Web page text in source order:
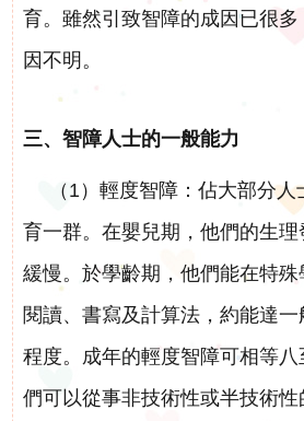
育。雖然引致智障的成因已很
因不明。
三、智障人士的一般能力
（1）輕度智障：佔大部分
育一群。在嬰兒期，他們的生
緩慢。於學齡期，他們能在特
閱讀、書寫及計算法，約能達
程度。成年的輕度智障可相等
們可以從事非技術性或半技術